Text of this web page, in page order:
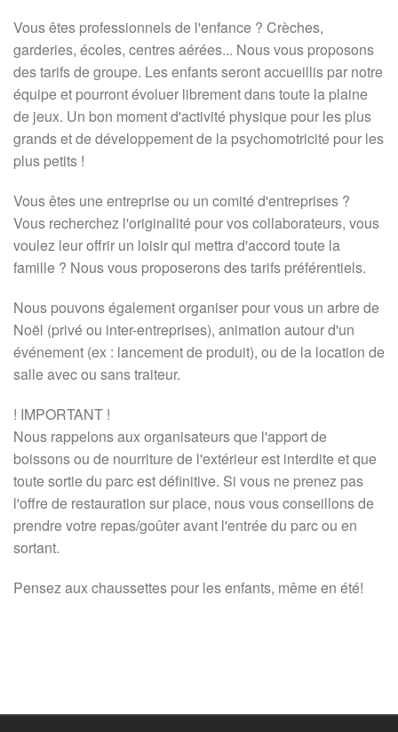
Vous êtes professionnels de l'enfance ? Crèches,
garderies, écoles, centres aérées... Nous vous proposons
des tarifs de groupe. Les enfants seront accueillis par notre
équipe et pourront évoluer librement dans toute la plaine
de jeux. Un bon moment d'activité physique pour les plus
grands et de développement de la psychomotricité pour les
plus petits !
Vous êtes une entreprise ou un comité d'entreprises ?
Vous recherchez l'originalité pour vos collaborateurs, vous
voulez leur offrir un loisir qui mettra d'accord toute la
famille ? Nous vous proposerons des tarifs préférentiels.
Nous pouvons également organiser pour vous un arbre de
Noël (privé ou inter-entreprises), animation autour d'un
événement (ex : lancement de produit), ou de la location de
salle avec ou sans traiteur.
! IMPORTANT !
Nous rappelons aux organisateurs que l'apport de
boissons ou de nourriture de l'extérieur est interdite et que
toute sortie du parc est définitive. Si vous ne prenez pas
l'offre de restauration sur place, nous vous conseillons de
prendre votre repas/goûter avant l'entrée du parc ou en
sortant.
Pensez aux chaussettes pour les enfants, même en été!